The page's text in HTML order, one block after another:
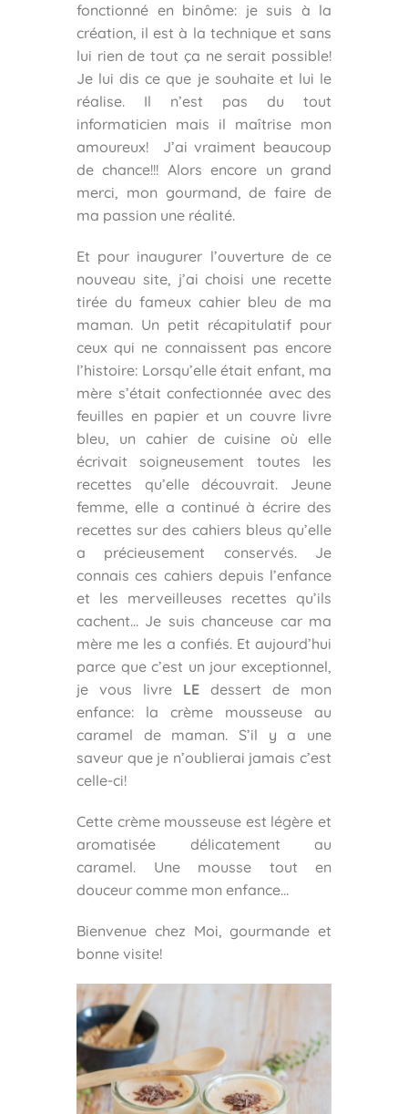
fonctionné en binôme: je suis à la
création, il est à la technique et sans
lui rien de tout ça ne serait possible!
Je lui dis ce que je souhaite et lui le
réalise. Il n’est pas du tout
informaticien mais il maîtrise mon
amoureux! J’ai vraiment beaucoup
de chance!!! Alors encore un grand
merci, mon gourmand, de faire de
ma passion une réalité.
Et pour inaugurer l’ouverture de ce
nouveau site, j’ai choisi une recette
tirée du fameux cahier bleu de ma
maman. Un petit récapitulatif pour
ceux qui ne connaissent pas encore
l’histoire: Lorsqu’elle était enfant, ma
mère s’était confectionnée avec des
feuilles en papier et un couvre livre
bleu, un cahier de cuisine où elle
écrivait soigneusement toutes les
recettes qu’elle découvrait. Jeune
femme, elle a continué à écrire des
recettes sur des cahiers bleus qu’elle
a précieusement conservés. Je
connais ces cahiers depuis l’enfance
et les merveilleuses recettes qu’ils
cachent… Je suis chanceuse car ma
mère me les a confiés. Et aujourd’hui
parce que c’est un jour exceptionnel,
je vous livre LE dessert de mon
enfance: la crème mousseuse au
caramel de maman. S’il y a une
saveur que je n’oublierai jamais c’est
celle-ci!
Cette crème mousseuse est légère et
aromatisée délicatement au
caramel. Une mousse tout en
douceur comme mon enfance…
Bienvenue chez Moi, gourmande et
bonne visite!